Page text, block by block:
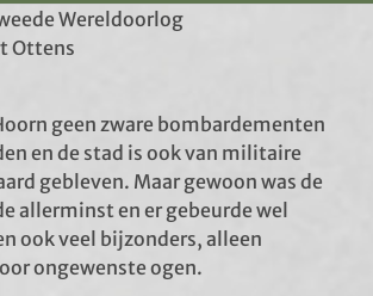
Wereldoorlog
Ottens
geen zware bombardementen
en de stad is ook van militaire
gebleven. Maar gewoon was de
allerminst en er gebeurde wel
ook veel bijzonders, alleen
ongewenste ogen.